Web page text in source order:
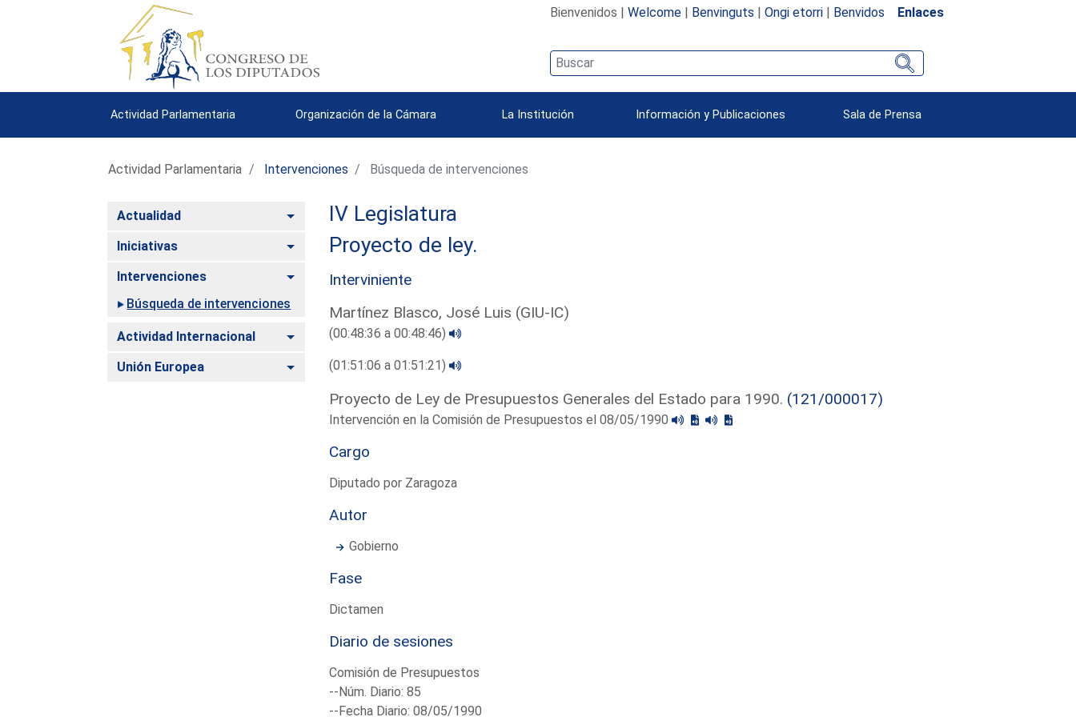
Bienvenidos | Welcome| Benvinguts | Ongi etorri| Benvidos Enlaces
Actividad Parlamentaria Organización de la Cámara La Institución Información y Publicaciones Sala de Prensa
Actividad Parlamentaria Intervenciones Búsqueda de intervenciones
Actualidad Alternar
Iniciativas Alternar
Intervenciones
Alternar
Búsqueda de intervenciones
Actividad Internacional Alternar
Unión Europea Alternar
IV Legislatura
Proyecto de ley.
Interviniente
Martínez Blasco, José Luis (GIU-IC)
(00:48:36 a 00:48:46)
(01:51:06 a 01:51:21)
Proyecto de Ley de Presupuestos Generales del Estado para 1990. (121/000017)
Intervención en la Comisión de Presupuestos el 08/05/1990
Cargo
Diputado por Zaragoza
Autor
Gobierno
Fase
Dictamen
Diario de sesiones
Comisión de Presupuestos
--Núm. Diario: 85
--Fecha Diario: 08/05/1990